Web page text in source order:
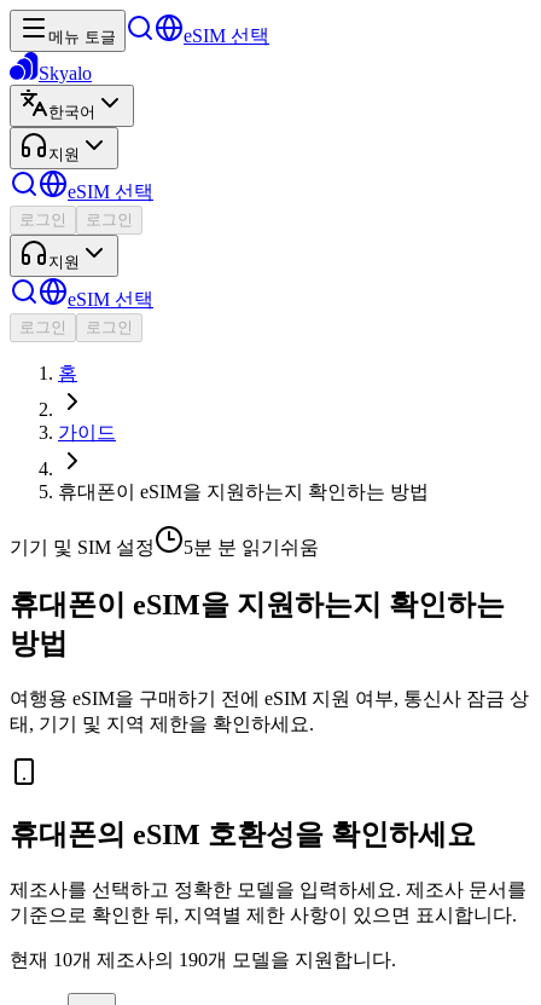
메뉴 토글
eSIM 선택
Skyalo
한국어
지원
eSIM 선택
로그인 로그인
지원
eSIM 선택
로그인 로그인
홈
가이드
휴대폰이 eSIM을 지원하는지 확인하는 방법
기기 및 SIM 설정 5분 분 읽기 쉬움
휴대폰이 eSIM을 지원하는지 확인하는
방법
여행용 eSIM을 구매하기 전에 eSIM 지원 여부, 통신사 잠금 상
태, 기기 및 지역 제한을 확인하세요.
휴대폰의 eSIM 호환성을 확인하세요
제조사를 선택하고 정확한 모델을 입력하세요. 제조사 문서를
기준으로 확인한 뒤, 지역별 제한 사항이 있으면 표시합니다.
현재 10개 제조사의 190개 모델을 지원합니다.